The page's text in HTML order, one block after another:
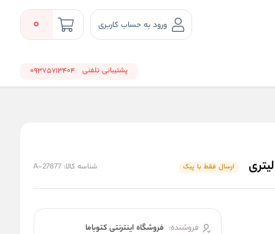
ورود به حساب کاربری 0
پشتیبانی تلفنی 09375713404
ارسال فقط با پیک شناسه کالا: A-27877
فروشنده: فروشگاه اینترنتی کتوباما